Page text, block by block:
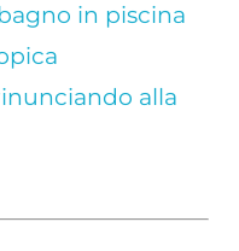
in piscina
alla